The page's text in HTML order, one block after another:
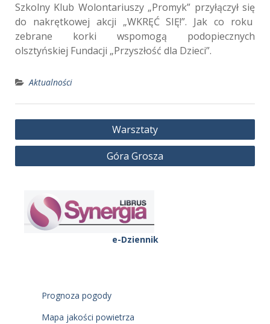
Szkolny Klub Wolontariuszy „Promyk” przyłączył się
do nakrętkowej akcji „WKRĘĆ SIĘ!”. Jak co roku
zebrane korki wspomogą podopiecznych
olsztyńskiej Fundacji „Przyszłość dla Dzieci”.
Aktualności
Nawigacja
wpisu
Warsztaty
Góra Grosza
e-Dziennik
Prognoza pogody
Mapa jakości powietrza